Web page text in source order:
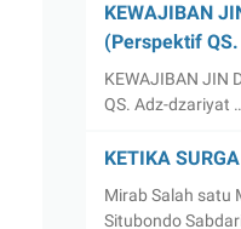
KEWAJIBAN
(Perspektif
KEWAJIBAN JIN
QS. Adz-dzariyat
KETIKA
Mirab Salah satu
Situbondo